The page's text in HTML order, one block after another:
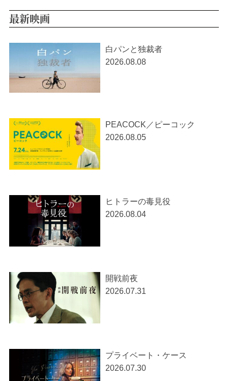
最新映画
白パンと独裁者
2026.08.08
PEACOCK／ピーコック
2026.08.05
ヒトラーの毒見役
2026.08.04
開戦前夜
2026.07.31
プライベート・ケース
2026.07.30